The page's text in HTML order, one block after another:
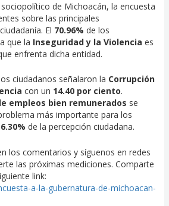
de Michoacán, la encuesta
sobre las principales
El 70.96% de los
que la Inseguridad y la Violencia es
enfrenta dicha entidad.
ciudadanos señalaron la Corrupción
con un 14.40 por ciento.
empleos bien remunerados se
más importante para los
6.30% de la percepción ciudadana.
los comentarios y síguenos en redes
las próximas mediciones. Comparte
link:
a-la-gubernatura-de-michoacan-